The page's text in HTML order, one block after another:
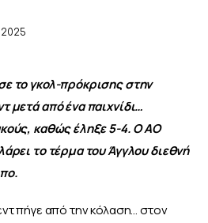
TEAM
2025
το γκολ-πρόκρισης στην
μετά από ένα παιχνίδι…
καθώς έληξε 5-4. Ο ΑΟ
το τέρμα του Άγγλου διεθνή
πήγε από την κόλαση… στον